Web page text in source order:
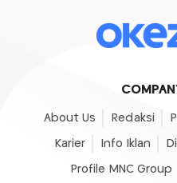
About Us Redaksi
Karier Info Iklan
Profile MNC Group